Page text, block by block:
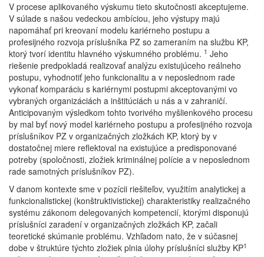
V procese aplikovaného výskumu tieto skutočnosti akceptujeme.
V súlade s našou vedeckou ambíciou, jeho výstupy majú
napomáhať pri kreovaní modelu kariérneho postupu a
profesijného rozvoja príslušníka PZ so zameraním na službu KP,
ktorý tvorí identitu hlavného výskumného problému. 1 Jeho
riešenie predpokladá realizovať analýzu existujúceho reálneho
postupu, vyhodnotiť jeho funkcionalitu a v neposlednom rade
vykonať komparáciu s kariérnymi postupmi akceptovanými vo
vybraných organizáciách a inštitúciách u nás a v zahraničí.
Anticipovaným výsledkom tohto tvorivého myšlienkového procesu
by mal byť nový model kariérneho postupu a profesijného rozvoja
príslušníkov PZ v organizačných zložkách KP, ktorý by v
dostatočnej miere reflektoval na existujúce a predisponované
potreby (spoločnosti, zložiek kriminálnej polície a v neposlednom
rade samotných príslušníkov PZ).
V danom kontexte sme v pozícii riešiteľov, využitím analytickej a
funkcionalistickej (konštruktivistickej) charakteristiky realizačného
systému zákonom delegovaných kompetencií, ktorými disponujú
príslušníci zaradení v organizačných zložkách KP, začali
teoretické skúmanie problému. Vzhľadom nato, že v súčasnej
dobe v štruktúre týchto zložiek plnia úlohy príslušníci služby KP1